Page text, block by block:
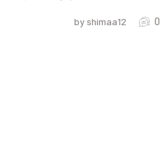
by shimaa12 0